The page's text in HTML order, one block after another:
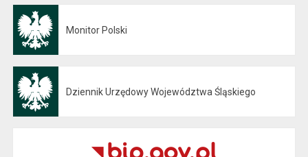
Monitor Polski
Dziennik Urzędowy Województwa Śląskiego